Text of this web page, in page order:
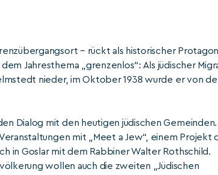
– rückt als historischer
Jahresthema „grenzenlos“: Als jüdischer
nieder, im Oktober 1938 wurde er von
Dialog mit den heutigen jüdischen Gemeinden.
mit „Meet a Jew“, einem Projekt
in Goslar mit dem Rabbiner Walter Rothschild.
wollen auch die zweiten „Jüdischen